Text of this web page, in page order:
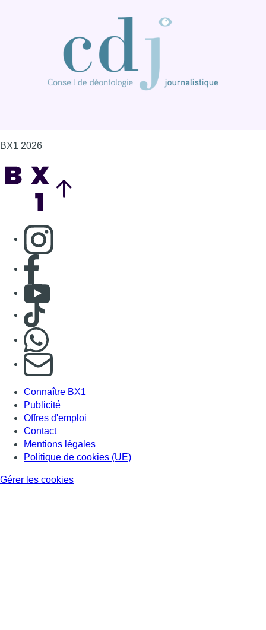
BX1 2026
Consulter page Instagram
Consulter page Facebook
Consulter Youtube
Consulter TikTok
S'abonner à notre newsletter
Connaître BX1
Publicité
Offres d'emploi
Contact
Mentions légales
Politique de cookies (UE)
Gérer les cookies